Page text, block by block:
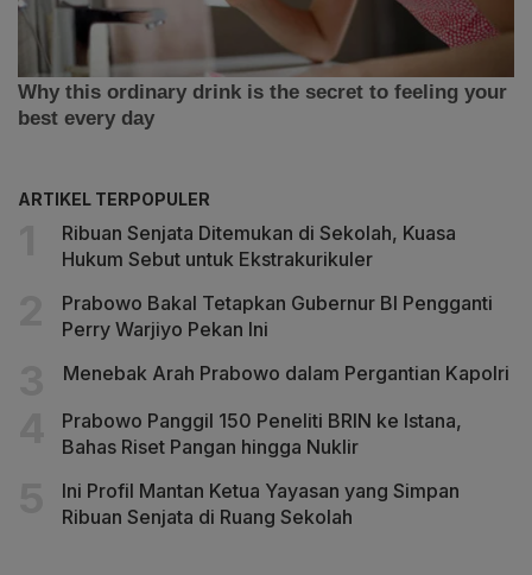
ARTIKEL TERPOPULER
Ribuan Senjata Ditemukan di Sekolah, Kuasa
Hukum Sebut untuk Ekstrakurikuler
Prabowo Bakal Tetapkan Gubernur BI Pengganti
Perry Warjiyo Pekan Ini
Menebak Arah Prabowo dalam Pergantian Kapolri
Prabowo Panggil 150 Peneliti BRIN ke Istana,
Bahas Riset Pangan hingga Nuklir
Ini Profil Mantan Ketua Yayasan yang Simpan
Ribuan Senjata di Ruang Sekolah